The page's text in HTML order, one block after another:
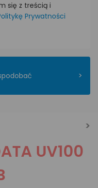
się z treścią i
Prywatności
>
UV100